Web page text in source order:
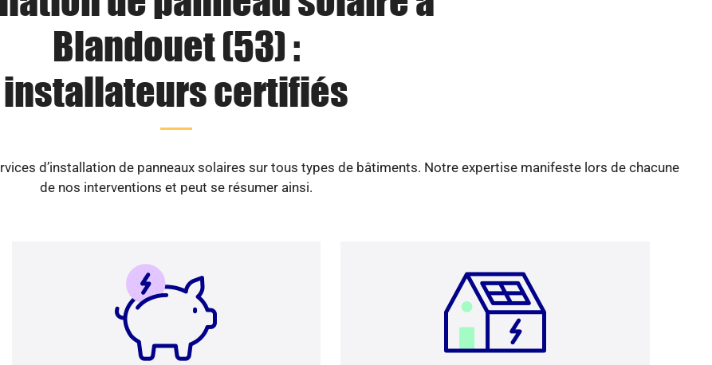
Blandouet (53) :
installateurs certifiés
d’installation de panneaux solaires sur tous types de bâtiments. Notre expertise manifeste lors de chacune
de nos interventions et peut se résumer ainsi.